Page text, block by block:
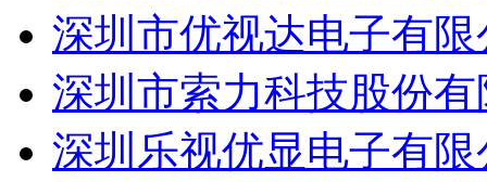
深圳市优视达电子有限
深圳市索力科技股份
深圳乐视优显电子有限